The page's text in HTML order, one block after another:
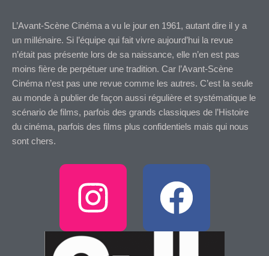
L’Avant-Scène Cinéma a vu le jour en 1961, autant dire il y a
un millénaire. Si l’équipe qui fait vivre aujourd’hui la revue
n’était pas présente lors de sa naissance, elle n’en est pas
moins fière de perpétuer une tradition. Car l’Avant-Scène
Cinéma n’est pas une revue comme les autres. C’est la seule
au monde à publier de façon aussi régulière et systématique le
scénario de films, parfois des grands classiques de l’Histoire
du cinéma, parfois des films plus confidentiels mais qui nous
sont chers.
I
n
s
F
a